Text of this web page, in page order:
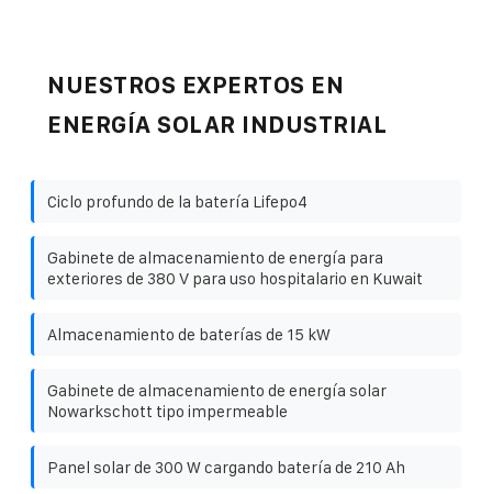
NUESTROS EXPERTOS EN
ENERGÍA SOLAR INDUSTRIAL
Ciclo profundo de la batería Lifepo4
Gabinete de almacenamiento de energía para
exteriores de 380 V para uso hospitalario en Kuwait
Almacenamiento de baterías de 15 kW
Gabinete de almacenamiento de energía solar
Nowarkschott tipo impermeable
Panel solar de 300 W cargando batería de 210 Ah